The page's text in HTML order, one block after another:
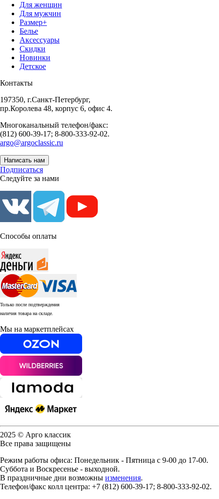
Для женщин
Для мужчин
Размер+
Белье
Аксессуары
Скидки
Новинки
Детское
Контакты
197350, г.Санкт-Петербург,
пр.Королева 48, корпус 6, офис 4.
Многоканальный телефон/факс:
(812) 600-39-17; 8-800-333-92-02.
argo@argoclassic.ru
Написать нам
Подписаться
Следуйте за нами
Способы оплаты
Только после подтверждения
наличия товара на складе.
Мы на маркетплейсах
2025 © Арго классик
Все права защищены
Режим работы офиса: Понедельник - Пятница с 9-00 до 17-00.
Суббота и Воскресенье - выходной.
В праздничные дни возможны изменения.
Телефон/факс колл центра: +7 (812) 600-39-17; 8-800-333-92-02.